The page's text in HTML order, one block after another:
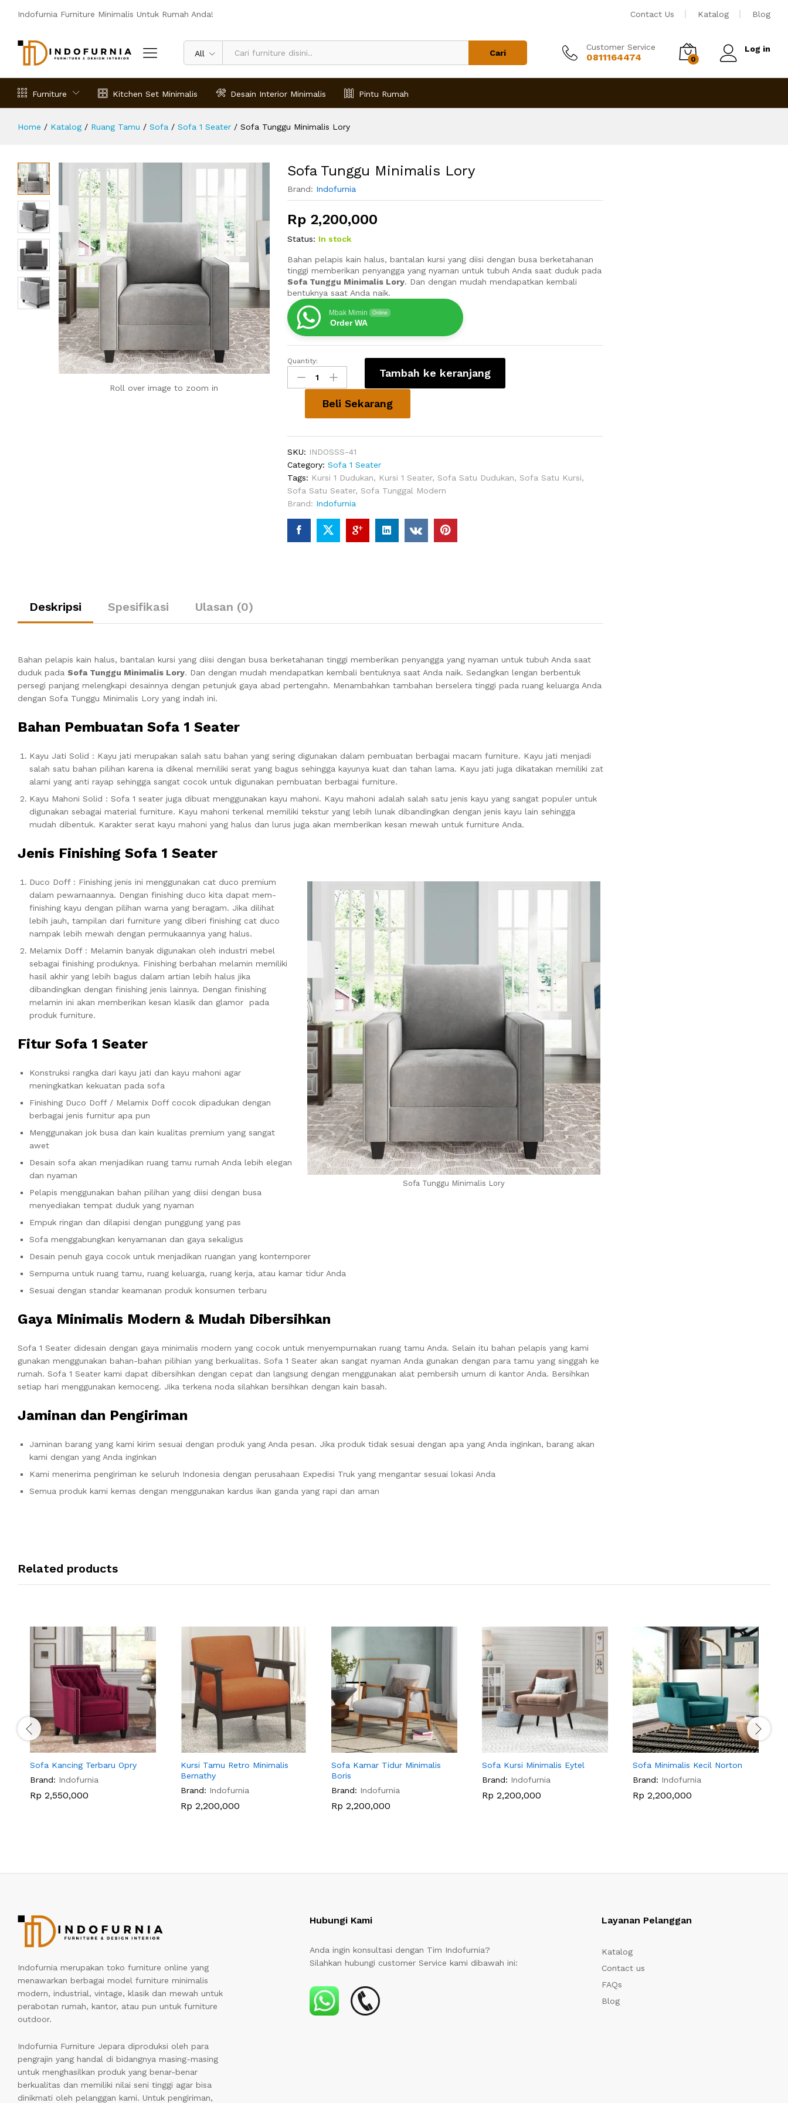
Indofurnia Furniture Minimalis Untuk Rumah Anda! Contact Us Katalog Blog
All Cari
Customer Service
0811164474 0
Log in
Furniture Kitchen Set Minimalis Desain Interior Minimalis Pintu Rumah
Home / Katalog / Ruang Tamu / Sofa / Sofa 1 Seater / Sofa Tunggu Minimalis Lory
Roll over image to zoom in
Sofa Tunggu Minimalis Lory
Brand: Indofurnia
Rp2,200,000
Status: In stock
Bahan pelapis kain halus, bantalan kursi yang diisi dengan busa berketahanan
tinggi memberikan penyangga yang nyaman untuk tubuh Anda saat duduk pada
Sofa Tunggu Minimalis Lory. Dan dengan mudah mendapatkan kembali
bentuknya saat Anda naik.
Mbak Mimin Online
Order WA
Sofa
Tunggu
Minimalis
Quantity:
Tambah ke keranjang
Beli Sekarang
SKU: INDOSSS-41
Category: Sofa 1 Seater
Tags: Kursi 1 Dudukan, Kursi 1 Seater, Sofa Satu Dudukan, Sofa Satu Kursi,
Sofa Satu Seater, Sofa Tunggal Modern
Brand: Indofurnia
Deskripsi Spesifikasi Ulasan (0)
Bahan pelapis kain halus, bantalan kursi yang diisi dengan busa berketahanan tinggi memberikan penyangga yang nyaman untuk tubuh Anda saat
duduk pada Sofa Tunggu Minimalis Lory. Dan dengan mudah mendapatkan kembali bentuknya saat Anda naik. Sedangkan lengan berbentuk
persegi panjang melengkapi desainnya dengan petunjuk gaya abad pertengahn. Menambahkan tambahan berselera tinggi pada ruang keluarga Anda
dengan Sofa Tunggu Minimalis Lory yang indah ini.
Bahan Pembuatan Sofa 1 Seater
Kayu Jati Solid : Kayu jati merupakan salah satu bahan yang sering digunakan dalam pembuatan berbagai macam furniture. Kayu jati menjadi
salah satu bahan pilihan karena ia dikenal memiliki serat yang bagus sehingga kayunya kuat dan tahan lama. Kayu jati juga dikatakan memiliki zat
alami yang anti rayap sehingga sangat cocok untuk digunakan pembuatan berbagai furniture.
Kayu Mahoni Solid : Sofa 1 seater juga dibuat menggunakan kayu mahoni. Kayu mahoni adalah salah satu jenis kayu yang sangat populer untuk
digunakan sebagai material furniture. Kayu mahoni terkenal memiliki tekstur yang lebih lunak dibandingkan dengan jenis kayu lain sehingga
mudah dibentuk. Karakter serat kayu mahoni yang halus dan lurus juga akan memberikan kesan mewah untuk furniture Anda.
Jenis Finishing Sofa 1 Seater
Sofa Tunggu Minimalis Lory
Duco Doff : Finishing jenis ini menggunakan cat duco premium
dalam pewarnaannya. Dengan finishing duco kita dapat mem-
finishing kayu dengan pilihan warna yang beragam. Jika dilihat
lebih jauh, tampilan dari furniture yang diberi finishing cat duco
nampak lebih mewah dengan permukaannya yang halus.
Melamix Doff : Melamin banyak digunakan oleh industri mebel
sebagai finishing produknya. Finishing berbahan melamin memiliki
hasil akhir yang lebih bagus dalam artian lebih halus jika
dibandingkan dengan finishing jenis lainnya. Dengan finishing
melamin ini akan memberikan kesan klasik dan glamor pada
produk furniture.
Fitur Sofa 1 Seater
Konstruksi rangka dari kayu jati dan kayu mahoni agar
meningkatkan kekuatan pada sofa
Finishing Duco Doff / Melamix Doff cocok dipadukan dengan
berbagai jenis furnitur apa pun
Menggunakan jok busa dan kain kualitas premium yang sangat
awet
Desain sofa akan menjadikan ruang tamu rumah Anda lebih elegan
dan nyaman
Pelapis menggunakan bahan pilihan yang diisi dengan busa
menyediakan tempat duduk yang nyaman
Empuk ringan dan dilapisi dengan punggung yang pas
Sofa menggabungkan kenyamanan dan gaya sekaligus
Desain penuh gaya cocok untuk menjadikan ruangan yang kontemporer
Sempurna untuk ruang tamu, ruang keluarga, ruang kerja, atau kamar tidur Anda
Sesuai dengan standar keamanan produk konsumen terbaru
Gaya Minimalis Modern & Mudah Dibersihkan
Sofa 1 Seater didesain dengan gaya minimalis modern yang cocok untuk menyempurnakan ruang tamu Anda. Selain itu bahan pelapis yang kami
gunakan menggunakan bahan-bahan pilihian yang berkualitas. Sofa 1 Seater akan sangat nyaman Anda gunakan dengan para tamu yang singgah ke
rumah. Sofa 1 Seater kami dapat dibersihkan dengan cepat dan langsung dengan menggunakan alat pembersih umum di kantor Anda. Bersihkan
setiap hari menggunakan kemoceng. Jika terkena noda silahkan bersihkan dengan kain basah.
Jaminan dan Pengiriman
Jaminan barang yang kami kirim sesuai dengan produk yang Anda pesan. Jika produk tidak sesuai dengan apa yang Anda inginkan, barang akan
kami dengan yang Anda inginkan
Kami menerima pengiriman ke seluruh Indonesia dengan perusahaan Expedisi Truk yang mengantar sesuai lokasi Anda
Semua produk kami kemas dengan menggunakan kardus ikan ganda yang rapi dan aman
Related products
Sofa Kancing Terbaru Opry
Brand: Indofurnia
Rp 2,550,000
Kursi Tamu Retro Minimalis
Bernathy
Brand: Indofurnia
Rp 2,200,000
Sofa Kamar Tidur Minimalis
Boris
Brand: Indofurnia
Rp 2,200,000
Sofa Kursi Minimalis Eytel
Brand: Indofurnia
Rp 2,200,000
Sofa Minimalis Kecil Norton
Brand: Indofurnia
Rp 2,200,000
Indofurnia merupakan toko furniture online yang
menawarkan berbagai model furniture minimalis
modern, industrial, vintage, klasik dan mewah untuk
perabotan rumah, kantor, atau pun untuk furniture
outdoor.
Indofurnia Furniture Jepara diproduksi oleh para
pengrajin yang handal di bidangnya masing-masing
untuk menghasilkan produk yang benar-benar
berkualitas dan memiliki nilai seni tinggi agar bisa
dinikmati oleh pelanggan kami. Untuk pengiriman,
Hubungi Kami
Anda ingin konsultasi dengan Tim Indofurnia?
Silahkan hubungi customer Service kami dibawah ini:
Layanan Pelanggan
Katalog
Contact us
FAQs
Blog
Deskripsi Spesifikasi Ulasan (0)
Tambah ke keranjang